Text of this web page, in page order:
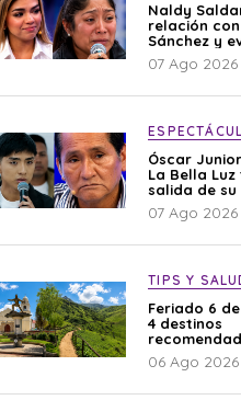
Naldy
relación
Sánchez y
denunciar a
esposa: “Es
07 Ago 2026
Óscar
La Bella
salida de
por
Naldy
07 Ago 2026
TIPS Y
Feriado 6
4 destinos
disfrutar el
06 Ago 2026